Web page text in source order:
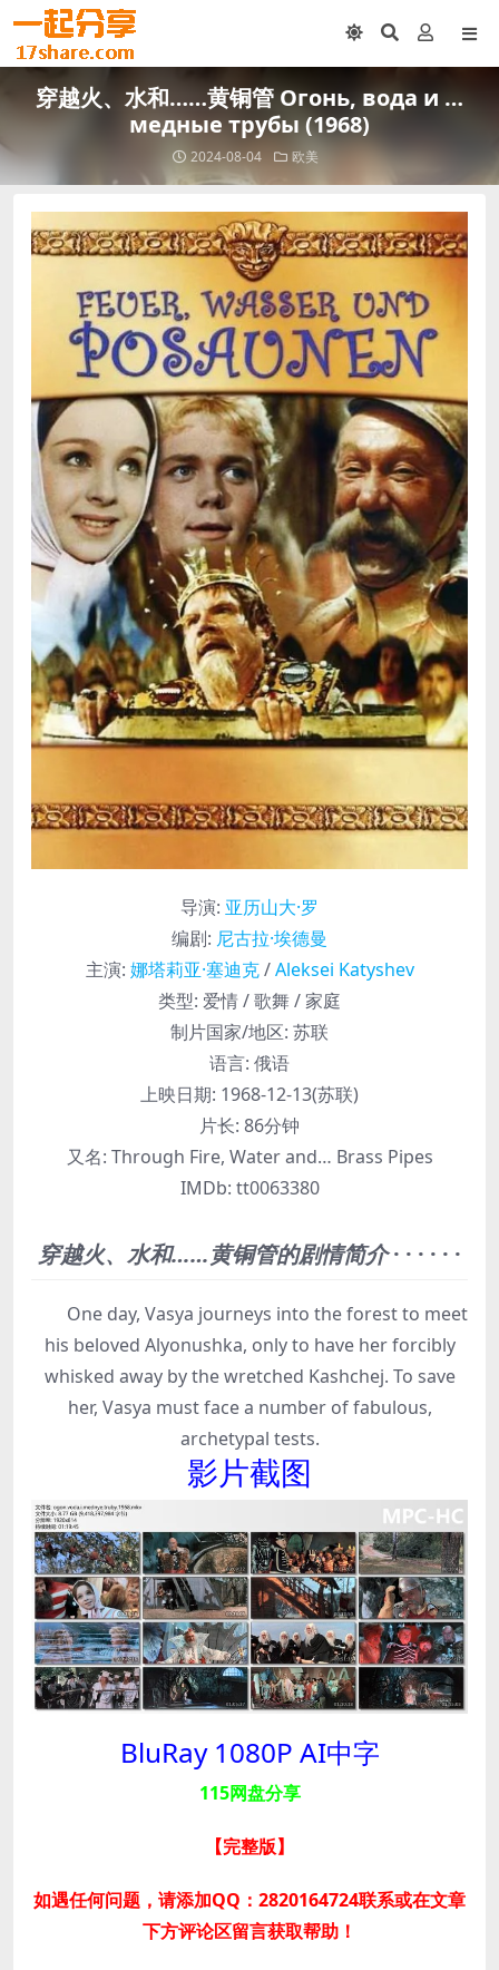
穿越火、水和……黄铜管 Огонь, вода и …
медные трубы (1968)
2024-08-04 欧美
导演: 亚历山大·罗
编剧: 尼古拉·埃德曼
主演: 娜塔莉亚·塞迪克/Aleksei Katyshev
类型: 爱情 / 歌舞 / 家庭
制片国家/地区: 苏联
语言: 俄语
上映日期: 1968-12-13(苏联)
片长: 86分钟
又名: Through Fire, Water and… Brass Pipes
IMDb: tt0063380
穿越火、水和……黄铜管的剧情简介· · · · · ·
One day, Vasya journeys into the forest to meet
his beloved Alyonushka, only to have her forcibly
whisked away by the wretched Kashchej. To save
her, Vasya must face a number of fabulous,
archetypal tests.
影片截图
BluRay 1080P AI中字
115网盘分享
【完整版】
如遇任何问题，请添加QQ：2820164724联系或在文章
下方评论区留言获取帮助！